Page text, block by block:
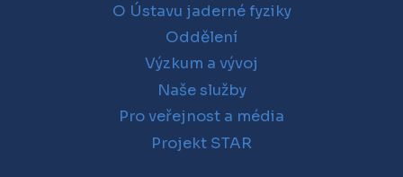
O Ústavu jaderné fyziky
Oddělení
Výzkum a vývoj
Naše služby
Pro veřejnost a média
Projekt STAR